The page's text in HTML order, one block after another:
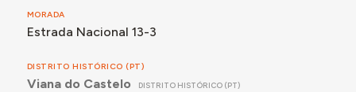
MORADA
Estrada Nacional 13-3
DISTRITO HISTÓRICO (PT)
Viana do Castelo DISTRITO HISTÓRICO (PT)